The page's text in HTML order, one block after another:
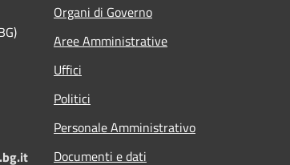
Organi di Governo
Aree Amministrative
Uffici
Politici
Personale Amministrativo
Documenti e dati